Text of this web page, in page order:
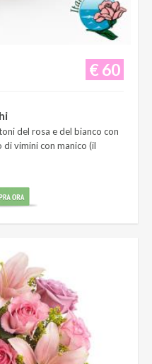
€ 60
del rosa e del bianco con
di vimini con manico (il